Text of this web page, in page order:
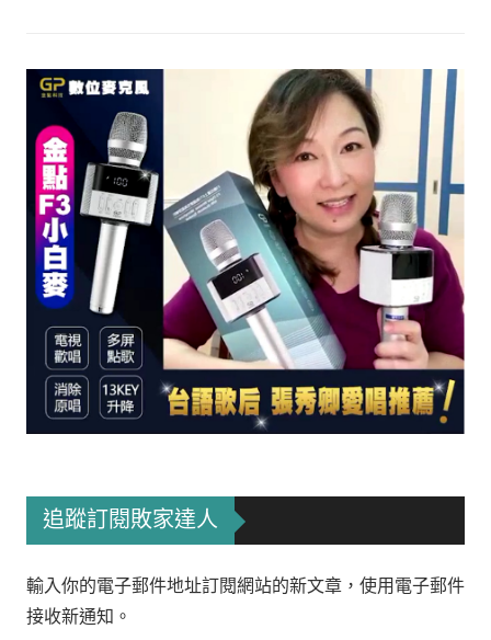
追蹤訂閱敗家達人
輸入你的電子郵件地址訂閱網站的新文章，使用電子郵件
接收新通知。